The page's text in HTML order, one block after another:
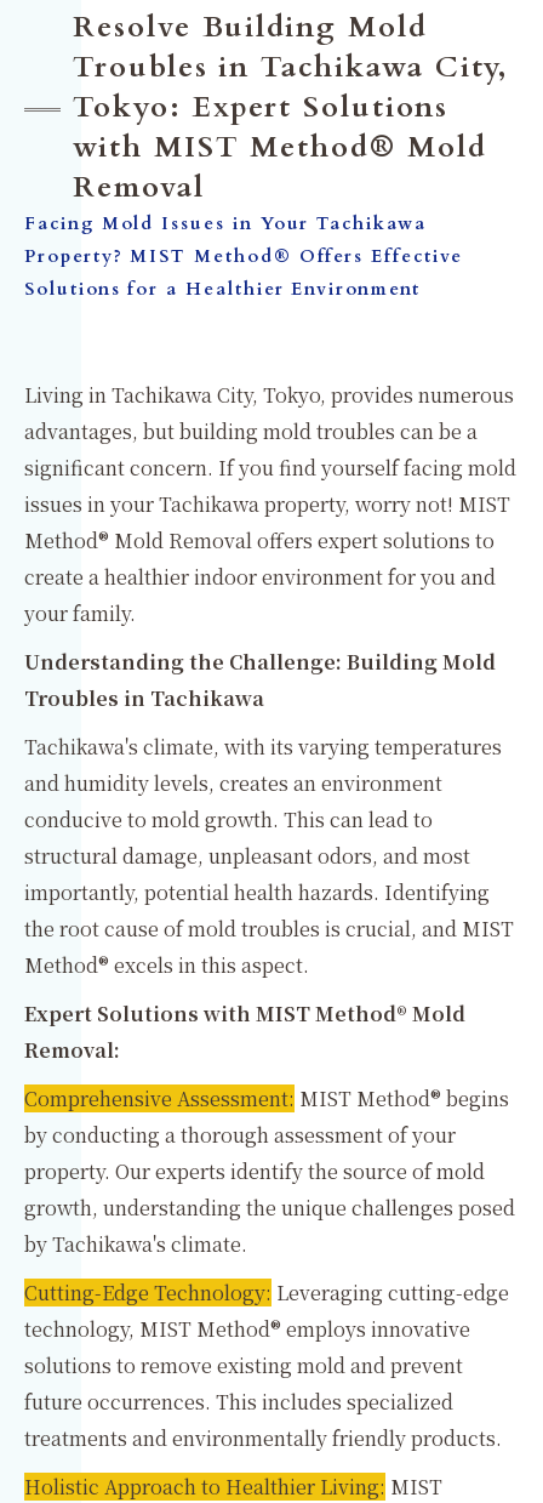
Resolve Building Mold
Troubles in Tachikawa City,
Tokyo: Expert Solutions
with MIST Method® Mold
Removal
Facing Mold Issues in Your Tachikawa
Property? MIST Method® Offers Effective
Solutions for a Healthier Environment
Living in Tachikawa City, Tokyo, provides numerous
advantages, but building mold troubles can be a
significant concern. If you find yourself facing mold
issues in your Tachikawa property, worry not! MIST
Method® Mold Removal offers expert solutions to
create a healthier indoor environment for you and
your family.
Understanding the Challenge: Building Mold
Troubles in Tachikawa
Tachikawa's climate, with its varying temperatures
and humidity levels, creates an environment
conducive to mold growth. This can lead to
structural damage, unpleasant odors, and most
importantly, potential health hazards. Identifying
the root cause of mold troubles is crucial, and MIST
Method® excels in this aspect.
Expert Solutions with MIST Method® Mold
Removal:
Comprehensive Assessment: MIST Method® begins
by conducting a thorough assessment of your
property. Our experts identify the source of mold
growth, understanding the unique challenges posed
by Tachikawa's climate.
Cutting-Edge Technology: Leveraging cutting-edge
technology, MIST Method® employs innovative
solutions to remove existing mold and prevent
future occurrences. This includes specialized
treatments and environmentally friendly products.
Holistic Approach to Healthier Living: MIST